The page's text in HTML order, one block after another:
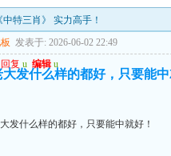
特三肖》 实力高手！
发表于: 2026-06-02 22:49
回复 u 编辑 u
大发什么样的都好，只要能中
发什么样的都好，只要能中就好！